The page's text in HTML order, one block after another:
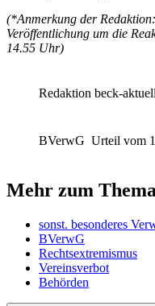
(*Anmerkung der
Veröffentlichung um die
14.55 Uhr)
Redaktion beck-
BVerwG Urteil vom
Mehr zum Thema
sonst. besonderes
BVerwG
Rechtsextremismus
Vereinsverbot
Behörden